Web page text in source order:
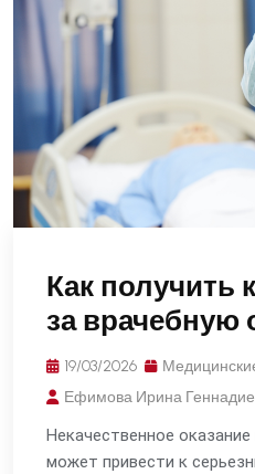
Как получить
за врачебную
19/03/2026
Ефимова Ирина
Некачественное оказание
может привести к